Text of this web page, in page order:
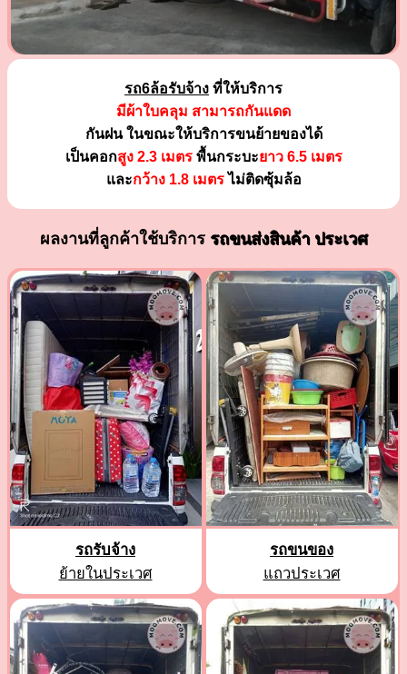
รถ6ล้อรับจ้าง ที่ให้บริการ
มีผ้าใบคลุม สามารถกันแดด
กันฝน ในขณะให้บริการขนย้ายของได้
เป็นคอกสูง 2.3 เมตรพื้นกระบะยาว 6.5 เมตร
และกว้าง 1.8 เมตรไม่ติดซุ้มล้อ
ผลงานที่ลูกค้าใช้บริการ รถขนส่งสินค้า ประเวศ
รถรับจ้าง
ย้ายในประเวศ
รถขนของ
แถวประเวศ